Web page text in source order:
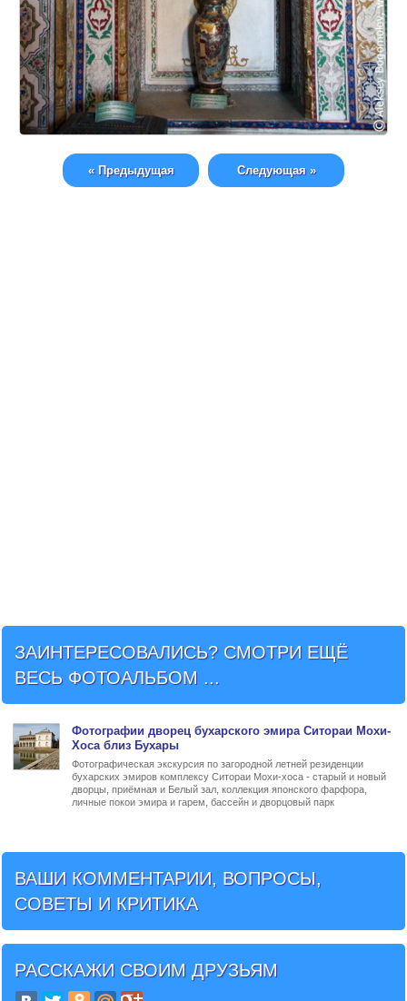
« Предыдущая Следующая »
ЗАИНТЕРЕСОВАЛИСЬ? СМОТРИ ЕЩЁ
ВЕСЬ ФОТОАЛЬБОМ ...
Фотографии дворец бухарского эмира Ситораи Мохи-
Хоса близ Бухары
Фотографическая экскурсия по загородной летней резиденции
бухарских эмиров комплексу Ситораи Мохи-хоса - старый и новый
дворцы, приёмная и Белый зал, коллекция японского фарфора,
личные покои эмира и гарем, бассейн и дворцовый парк
ВАШИ КОММЕНТАРИИ, ВОПРОСЫ,
СОВЕТЫ И КРИТИКА
РАССКАЖИ СВОИМ ДРУЗЬЯМ